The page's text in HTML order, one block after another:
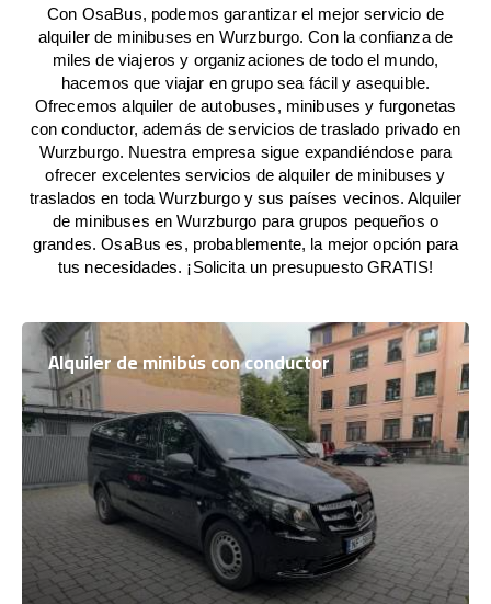
Con OsaBus, podemos garantizar el mejor servicio de
alquiler de minibuses en Wurzburgo. Con la confianza de
miles de viajeros y organizaciones de todo el mundo,
hacemos que viajar en grupo sea fácil y asequible.
Ofrecemos alquiler de autobuses, minibuses y furgonetas
con conductor, además de servicios de traslado privado en
Wurzburgo. Nuestra empresa sigue expandiéndose para
ofrecer excelentes servicios de alquiler de minibuses y
traslados en toda Wurzburgo y sus países vecinos. Alquiler
de minibuses en Wurzburgo para grupos pequeños o
grandes. OsaBus es, probablemente, la mejor opción para
tus necesidades. ¡Solicita un presupuesto GRATIS!
Alquiler de minibús con conductor